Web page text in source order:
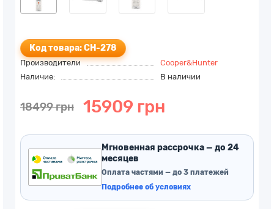
Код товара: CH-278
Производители
Cooper&Hunter
Наличие:
В наличии
18499 грн 15909 грн
Мгновенная рассрочка — до 24
месяцев
Оплата частями — до 3 платежей
Подробнее об условиях